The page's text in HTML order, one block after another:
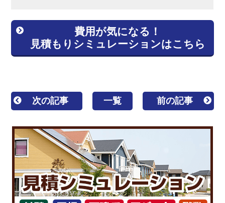
費用が気になる！
見積もりシミュレーションはこちら
次の記事 一覧 前の記事